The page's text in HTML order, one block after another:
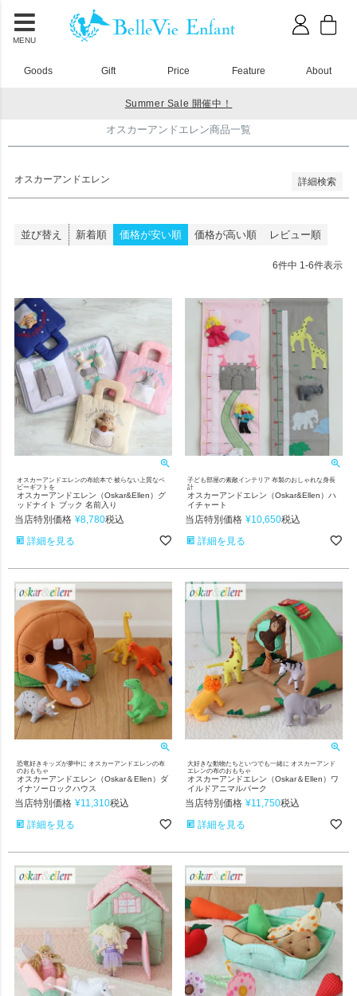
MENU
Goods Gift Price Feature About
Summer Sale 開催中！
オスカーアンドエレン商品一覧
オスカーアンドエレン商品一覧
オスカーアンドエレン 詳細検索
新着順
登録順
価格が高い順
キーワードヒット順
検索
並び替え 新着順 価格が安い順 価格が高い順 レビュー順
6件中 1 -6件表示
オスカーアンドエレンの布絵本で 被らない上質なベ
ビーギフトを
オスカーアンドエレン（Oskar&Ellen）グ
ッドナイト ブック 名前入り
当店特別価格 ¥8,780税込
詳細を見る
子ども部屋の素敵インテリア 布製のおしゃれな身長
計
オスカーアンドエレン（Oskar&Ellen）ハ
イチャート
当店特別価格 ¥10,650税込
詳細を見る
恐竜好きキッズが夢中に オスカーアンドエレンの布
のおもちゃ
オスカーアンドエレン（Oskar＆Ellen）ダ
イナソーロックハウス
当店特別価格 ¥11,310税込
詳細を見る
大好きな動物たちといつでも一緒に オスカーアンド
エレンの布のおもちゃ
オスカーアンドエレン（Oskar＆Ellen）ワ
イルドアニマルパーク
当店特別価格 ¥11,750税込
詳細を見る